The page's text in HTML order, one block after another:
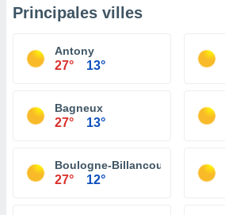
Principales villes
Antony
27° 13°
Bagneux
27° 13°
Boulogne-Billancourt
27° 12°